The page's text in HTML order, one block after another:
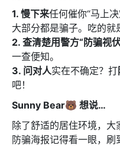
1. 慢下来任何催你“马上
大部分都是骗子。吃的就
2. 查清楚用警方“防骗视
一查便知。
3. 问对人实在不确定？打
吧！
Sunny Bear🐻 想说…
除了舒适的居住环境，大
防骗海报记得看一眼，